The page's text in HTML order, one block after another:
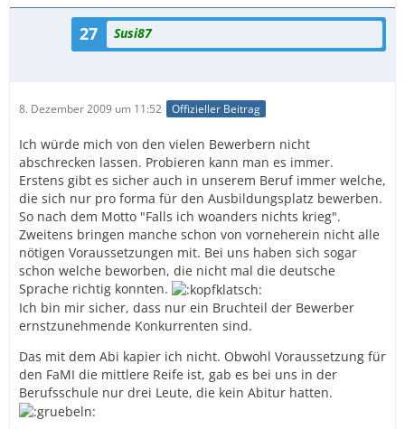
27 Susi87
8. Dezember 2009 um 11:52 Offizieller Beitrag
Ich würde mich von den vielen Bewerbern nicht
abschrecken lassen. Probieren kann man es immer.
Erstens gibt es sicher auch in unserem Beruf immer welche,
die sich nur pro forma für den Ausbildungsplatz bewerben.
So nach dem Motto "Falls ich woanders nichts krieg".
Zweitens bringen manche schon von vorneherein nicht alle
nötigen Voraussetzungen mit. Bei uns haben sich sogar
schon welche beworben, die nicht mal die deutsche
Sprache richtig konnten.
Ich bin mir sicher, dass nur ein Bruchteil der Bewerber
ernstzunehmende Konkurrenten sind.
Das mit dem Abi kapier ich nicht. Obwohl Voraussetzung für
den FaMI die mittlere Reife ist, gab es bei uns in der
Berufsschule nur drei Leute, die kein Abitur hatten.